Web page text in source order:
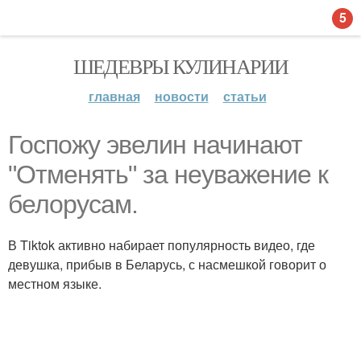
ШЕДЕВРЫ КУЛИНАРИИ
главная новости статьи
Госпожу эвелин начинают
"Отменять" за неуважение к
белорусам.
В Tiktok активно набирает популярность видео, где
девушка, прибыв в Беларусь, с насмешкой говорит о
местном языке.
5